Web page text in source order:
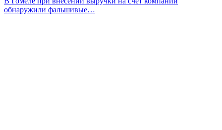
обнаружили фальшивые…